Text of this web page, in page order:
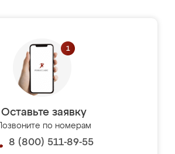
Оставьте заявку
Позвоните по номерам
8 (800) 511-89-55